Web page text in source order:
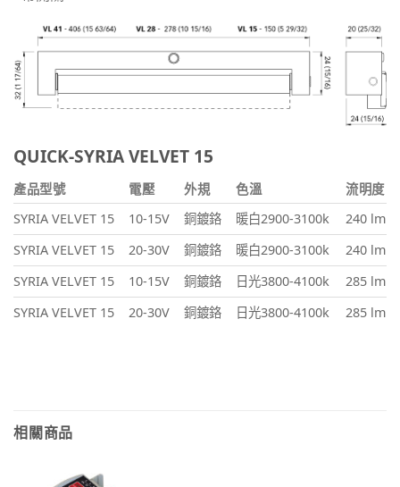
QUICK-SYRIA VELVET 15
產品型號 電壓 外規 色溫
流明度
SYRIA VELVET 15
10-15V 銅鍍鉻 暖白2900-3100k
240 lm
SYRIA VELVET 15
20-30V 銅鍍鉻 暖白2900-3100k
240 lm
SYRIA VELVET 15
10-15V 銅鍍鉻 日光3800-4100k
285 lm
SYRIA VELVET 15
20-30V 銅鍍鉻 日光3800-4100k 285 lm
相關商品